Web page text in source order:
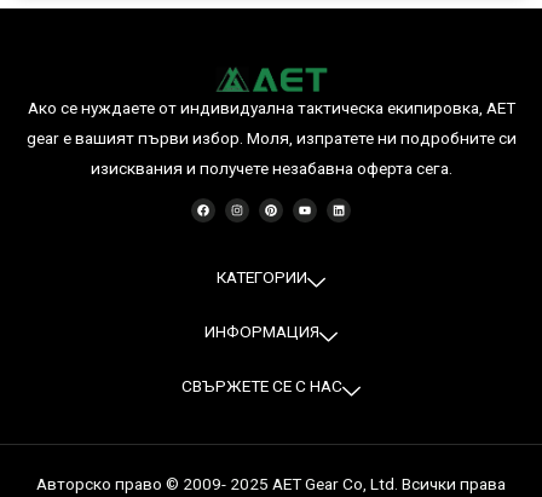
Ако се нуждаете от индивидуална тактическа екипировка, AET
gear е вашият първи избор. Моля, изпратете ни подробните си
изисквания и получете незабавна оферта сега.
F
a
c
I
n
s
r
a
P
i
n
e
s
Y
o
u
e
L
i
n
КАТЕГОРИИ
ИНФОРМАЦИЯ
СВЪРЖЕТЕ СЕ С НАС
Авторско право © 2009- 2025 AET Gear Co, Ltd. Всички права